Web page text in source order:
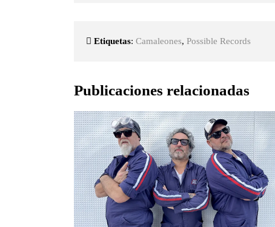
Etiquetas: Camaleones, Possible Records
Publicaciones relacionadas